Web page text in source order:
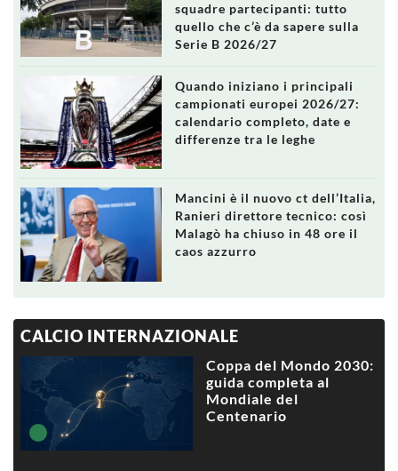
squadre partecipanti: tutto
quello che c’è da sapere sulla
Serie B 2026/27
Quando iniziano i principali
campionati europei 2026/27:
calendario completo, date e
differenze tra le leghe
Mancini è il nuovo ct dell’Italia,
Ranieri direttore tecnico: così
Malagò ha chiuso in 48 ore il
caos azzurro
CALCIO INTERNAZIONALE
Coppa del Mondo 2030:
guida completa al
Mondiale del
Centenario